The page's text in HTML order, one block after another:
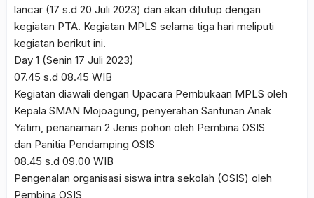
lancar (17 s.d 20 Juli 2023) dan akan ditutup dengan
kegiatan PTA. Kegiatan MPLS selama tiga hari meliputi
kegiatan berikut ini.
Day 1 (Senin 17 Juli 2023)
07.45 s.d 08.45 WIB
Kegiatan diawali dengan Upacara Pembukaan MPLS oleh
Kepala SMAN Mojoagung, penyerahan Santunan Anak
Yatim, penanaman 2 Jenis pohon oleh Pembina OSIS
dan Panitia Pendamping OSIS
08.45 s.d 09.00 WIB
Pengenalan organisasi siswa intra sekolah (OSIS) oleh
Pembina OSIS